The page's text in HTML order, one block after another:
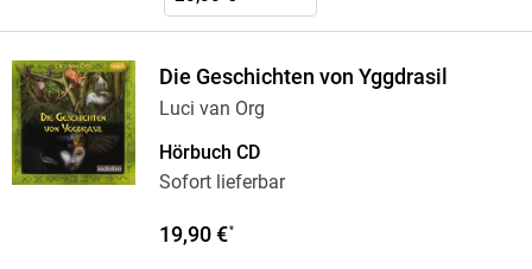
Die Geschichten von Yggdrasil
Luci van Org
Hörbuch CD
Sofort lieferbar
19,90 €*